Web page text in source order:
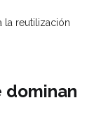
la reutilización
dominan